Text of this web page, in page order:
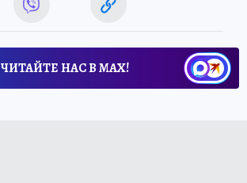
ЧИТАЙТЕ НАС В МАХ!